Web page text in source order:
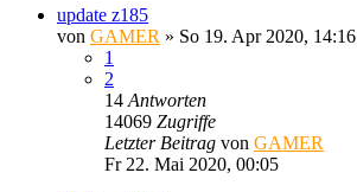
update z185
von GAMER » So 19. Apr 2020, 14:16
1
2
14 Antworten
14069 Zugriffe
Letzter Beitrag von GAMER
Fr 22. Mai 2020, 00:05